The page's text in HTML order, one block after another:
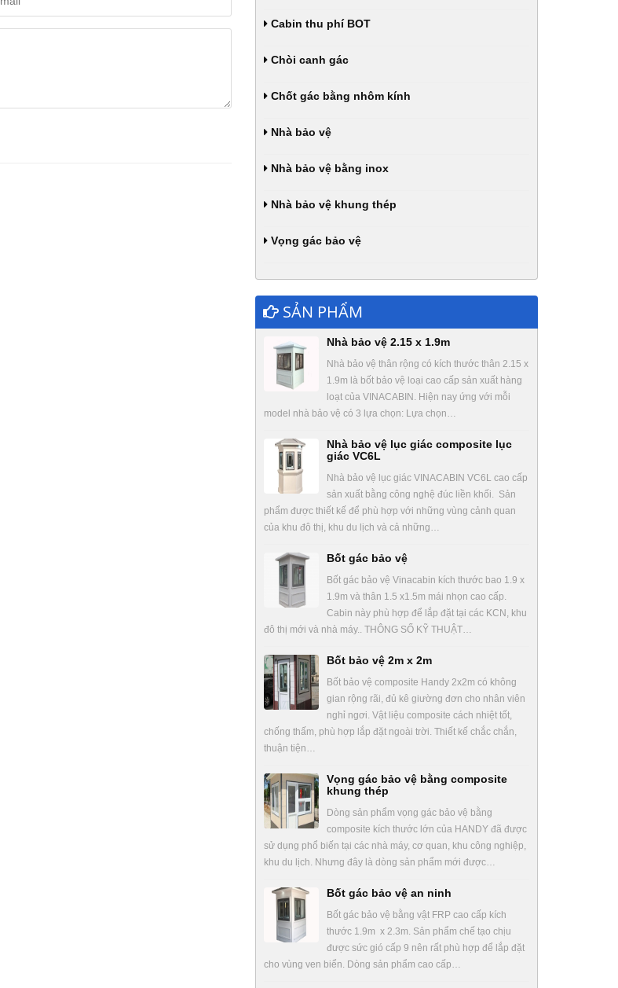
Cabin thu phí BOT
Chòi canh gác
Chốt gác bằng nhôm kính
Nhà bảo vệ
Nhà bảo vệ bằng inox
Nhà bảo vệ khung thép
Vọng gác bảo vệ
SẢN PHẨM
Nhà bảo vệ 2.15 x 1.9m
Nhà bảo vệ thân rộng có kích thước thân 2.15 x
1.9m là bốt bảo vệ loại cao cấp sản xuất hàng
loạt của VINACABIN. Hiện nay ứng với mỗi
model nhà bảo vệ có 3 lựa chọn: Lựa chọn…
Nhà bảo vệ lục giác composite lục
giác VC6L
Nhà bảo vệ lục giác VINACABIN VC6L cao cấp
sản xuất bằng công nghệ đúc liền khối. Sản
phẩm được thiết kế để phù hợp với những vùng cảnh quan
của khu đô thị, khu du lịch và cả những…
Bốt gác bảo vệ
Bốt gác bảo vệ Vinacabin kích thước bao 1.9 x
1.9m và thân 1.5 x1.5m mái nhọn cao cấp.
Cabin này phù hợp để lắp đặt tại các KCN, khu
đô thị mới và nhà máy.. THÔNG SỐ KỸ THUẬT…
Bốt bảo vệ 2m x 2m
Bốt bảo vệ composite Handy 2x2m có không
gian rộng rãi, đủ kê giường đơn cho nhân viên
nghỉ ngơi. Vật liệu composite cách nhiệt tốt,
chống thấm, phù hợp lắp đặt ngoài trời. Thiết kế chắc chắn,
thuận tiện…
Vọng gác bảo vệ bằng composite
khung thép
Dòng sản phẩm vọng gác bảo vệ bằng
composite kích thước lớn của HANDY đã được
sử dụng phổ biến tại các nhà máy, cơ quan, khu công nghiệp,
khu du lịch. Nhưng đây là dòng sản phẩm mới được…
Bốt gác bảo vệ an ninh
Bốt gác bảo vệ bằng vật FRP cao cấp kích
thước 1.9m x 2.3m. Sản phẩm chế tạo chịu
được sức gió cấp 9 nên rất phù hợp để lắp đặt
cho vùng ven biển. Dòng sản phẩm cao cấp…